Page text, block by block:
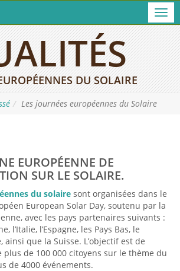
DU SOLAIRE
Les journées européennes du Solaire
EUROPÉENNE DE
SUR LE SOLAIRE.
du solaire sont organisées dans le
European Solar Day, soutenu par la
avec les pays partenaires suivants :
l’Italie, l’Espagne, les Pays Bas, le
ainsi que la Suisse. L’objectif est de
plus de 100 000 citoyens sur le thème du
de 4000 événements.